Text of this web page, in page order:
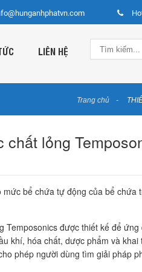
LIÊN HỆ
Trang chủ
chất lỏng
bể chứa tự động của bể chứa
Temposonics được thiết kế để
khí, hóa chất, dược phẩm và khai
phép người dùng tìm giải pháp